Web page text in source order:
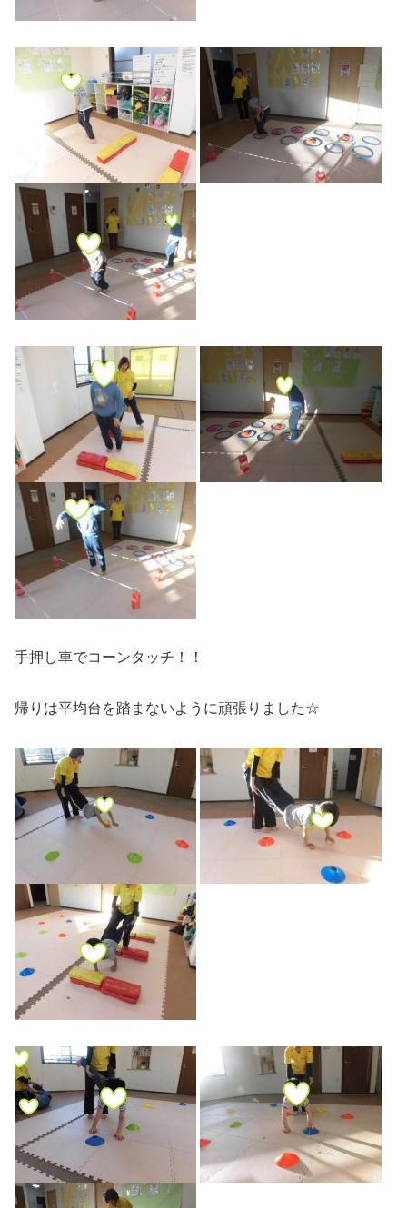
手押し車でコーンタッチ！！
帰りは平均台を踏まないように頑張りました☆